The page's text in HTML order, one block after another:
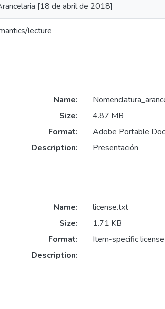
[18 de abril de 2018]
lecture
Name:
Size:
4.87 MB
Format:
Adobe Portable
Description:
Presentación
Name:
license.txt
Size:
1.71 KB
Format:
Item-specific
Description: